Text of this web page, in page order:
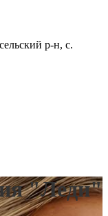
р-н, с.
"Леди"